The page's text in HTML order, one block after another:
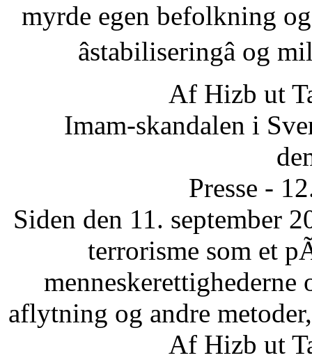
myrde egen befolkning
âstabiliseringâ
Af Hizb ut
Imam-skandalen i
Presse -
Siden den 11. september
terrorisme som et
aflytning og andre
Af Hizb ut